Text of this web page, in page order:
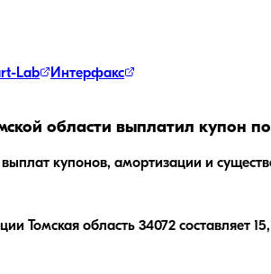
Lab Интерфакс
области выплатил купон
купонов, амортизации и
Томская область 34072 составляет